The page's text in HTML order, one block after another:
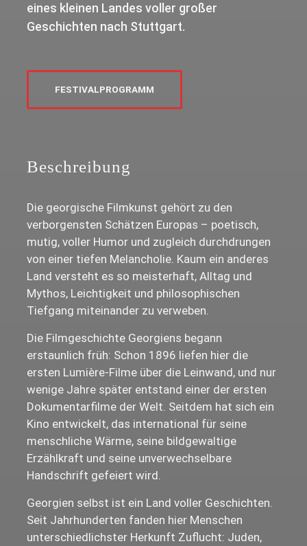
eines kleinen Landes voller großer
Geschichten nach Stuttgart.
FESTIVALPROGRAMM
Beschreibung
Die georgische Filmkunst gehört zu den
verborgensten Schätzen Europas – poetisch,
mutig, voller Humor und zugleich durchdrungen
von einer tiefen Melancholie. Kaum ein anderes
Land versteht es so meisterhaft, Alltag und
Mythos, Leichtigkeit und philosophischen
Tiefgang miteinander zu verweben.
Die Filmgeschichte Georgiens begann
erstaunlich früh: Schon 1896 liefen hier die
ersten Lumière-Filme über die Leinwand, und nur
wenige Jahre später entstand einer der ersten
Dokumentarfilme der Welt. Seitdem hat sich ein
Kino entwickelt, das international für seine
menschliche Wärme, seine bildgewaltige
Erzählkraft und seine unverwechselbare
Handschrift gefeiert wird.
Georgien selbst ist ein Land voller Geschichten.
Seit Jahrhunderten fanden hier Menschen
unterschiedlichster Herkunft Zuflucht: Juden,